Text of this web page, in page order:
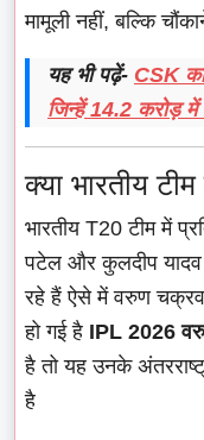
मामूली नहीं, बल्कि
यह भी पढ़ें- CSK
जिन्हें 14.2 करोड़ में
क्या भारतीय
भारतीय T20 टीम में
पटेल और कुलदीप यादव
रहे हैं ऐसे में वरुण
हो गई है IPL 2026
है तो यह उनके
है